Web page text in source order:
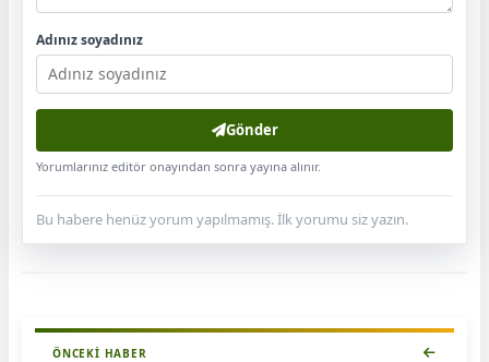
Adınız soyadınız
Gönder
Yorumlarınız editör onayından sonra yayına alınır.
Bu habere henüz yorum yapılmamış. İlk yorumu siz yazın.
ÖNCEKI HABER